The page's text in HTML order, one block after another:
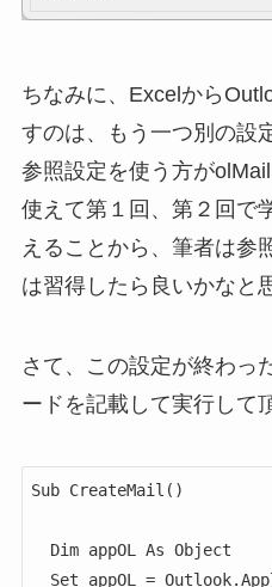
ちなみに、Excelから
すのは、もう一つ別の設
参照設定を使う方が
使えて第１回、第２回で
えることから、筆者は参
は習得したら良いかなと
さて、この設定が終わっ
ードを記載して実行して
Sub CreateMail()